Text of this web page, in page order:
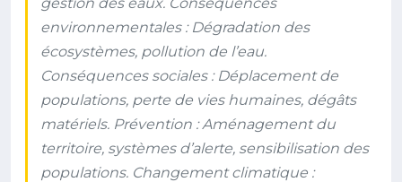
environnementales : Dégradation des
écosystèmes, pollution de l’eau.
Conséquences sociales : Déplacement de
populations, perte de vies humaines, dégâts
matériels. Prévention : Aménagement du
territoire, systèmes d’alerte, sensibilisation des
populations. Changement climatique :